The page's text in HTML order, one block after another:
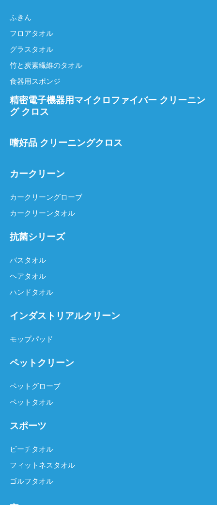
ふきん
フロアタオル
グラスタオル
竹と炭素繊維のタオル
食器用スポンジ
精密電子機器用マイクロファイバー クリーニン
グ クロス
嗜好品 クリーニングクロス
カークリーン
カークリーングローブ
カークリーンタオル
抗菌シリーズ
バスタオル
ヘアタオル
ハンドタオル
インダストリアルクリーン
モップパッド
ペットクリーン
ペットグローブ
ペットタオル
スポーツ
ビーチタオル
フィットネスタオル
ゴルフタオル